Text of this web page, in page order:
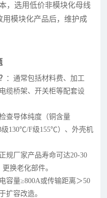
，选用低价非模块化母线
模块化产品后，维护成
：通常包括材料费、加工
缆桥架、开关柜等配套设
查导体纯度（铜含量
级130℃/F级155℃）、外壳机
规厂家产品寿命可达20-30
换老化部件。
容量≥800A或传输距离＞50
扩容改造。